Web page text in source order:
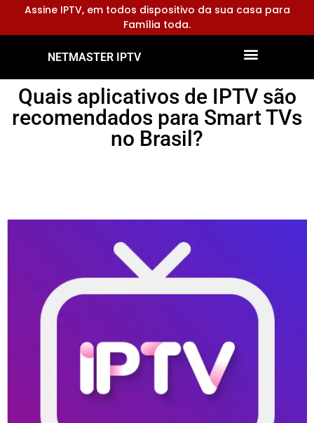
Assine IPTV, em todos dispositivo da sua casa para
Família toda.
NETMASTER IPTV
Quais aplicativos de IPTV são
recomendados para Smart TVs
no Brasil?